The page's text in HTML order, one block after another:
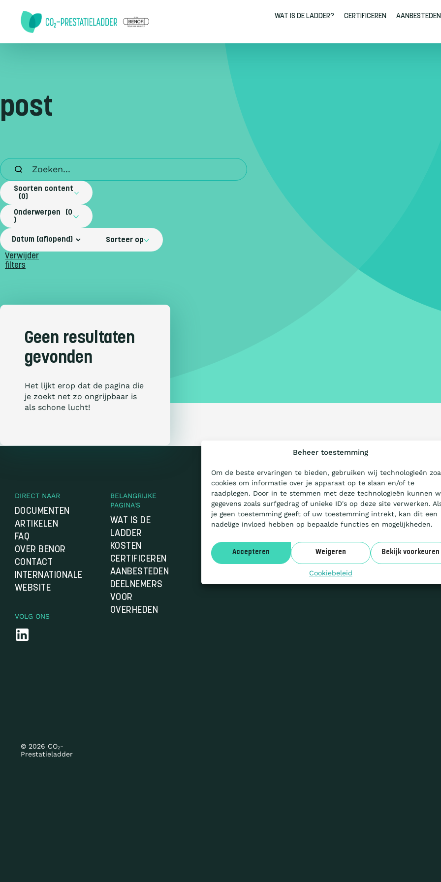
Beheer toestemming
Om de beste ervaringen te bieden, gebruiken wij technologieën
cookies om informatie over je apparaat op te slaan en/of te
raadplegen. Door in te stemmen met deze technologieën kunnen
gegevens zoals surfgedrag of unieke ID's op deze site verwerken.
je geen toestemming geeft of uw toestemming intrekt, kan dit een
nadelige invloed hebben op bepaalde functies en mogelijkheden.
Accepteren Weigeren Bekijk voorkeuren
Cookiebeleid
WAT IS DE LADDER? CERTIFICEREN AANBESTEDEN
post
Soorten content
0
Onderwerpen
0
Sorteer op
Verwijder
filters
Geen resultaten
gevonden
Het lijkt erop dat de pagina die
je zoekt net zo ongrijpbaar is
als schone lucht!
DIRECT NAAR
DOCUMENTEN
ARTIKELEN
FAQ
OVER BENOR
CONTACT
INTERNATIONALE
WEBSITE
VOLG ONS
BELANGRIJKE
PAGINA'S
WAT IS DE
LADDER
KOSTEN
CERTIFICEREN
AANBESTEDEN
DEELNEMERS
VOOR
OVERHEDEN
© 2026 CO₂-
Prestatieladder